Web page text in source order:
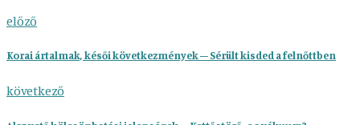
előző
Korai ártalmak, késői következmények – Sérült kisded a felnőttben
következő